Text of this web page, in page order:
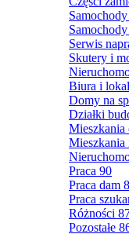
Serwis
Skutery i
Biura i
Domy na
Działki
Mieszkania
Mieszkania
Praca 90
Praca dam
Praca
Różności
Pozostałe